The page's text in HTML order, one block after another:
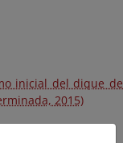
inicial del dique de
2015)